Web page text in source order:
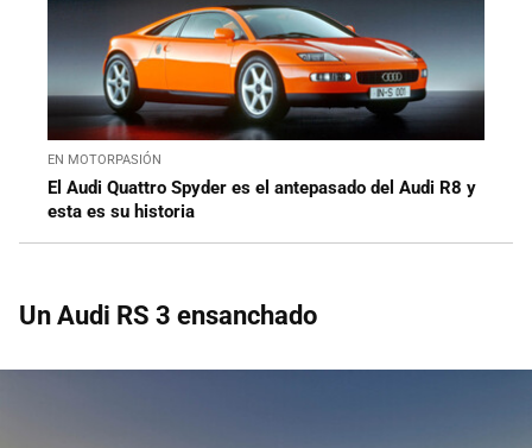
EN MOTORPASIÓN
El Audi Quattro Spyder es el antepasado del Audi R8 y
esta es su historia
Un Audi RS 3 ensanchado